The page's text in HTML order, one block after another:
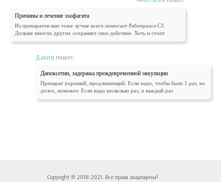
Причины и лечение эзофагита
Из препаратов мне тоже лучше всего помогает Рабепразол-СЗ.
Дольше многих других сохраняет свое действие. Хоть и стоит
Давид пишет:
Дапоксетин, задержка преждевременной эякуляции
Препарат хороший, продлевающий. Если надо, чтобы было 1 раз, но
долго, поможет. Если надо несколько раз, и каждый раз
Copyright © 2018-2021. Все права защищены!